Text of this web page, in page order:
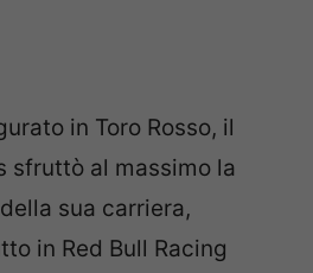
in Toro Rosso, il
sfruttò al massimo la
sua carriera,
in Red Bull Racing